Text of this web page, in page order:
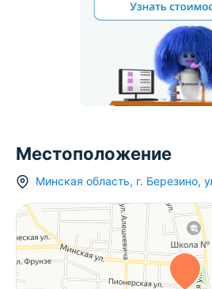
Местоположение
Минская область, г. Березино,